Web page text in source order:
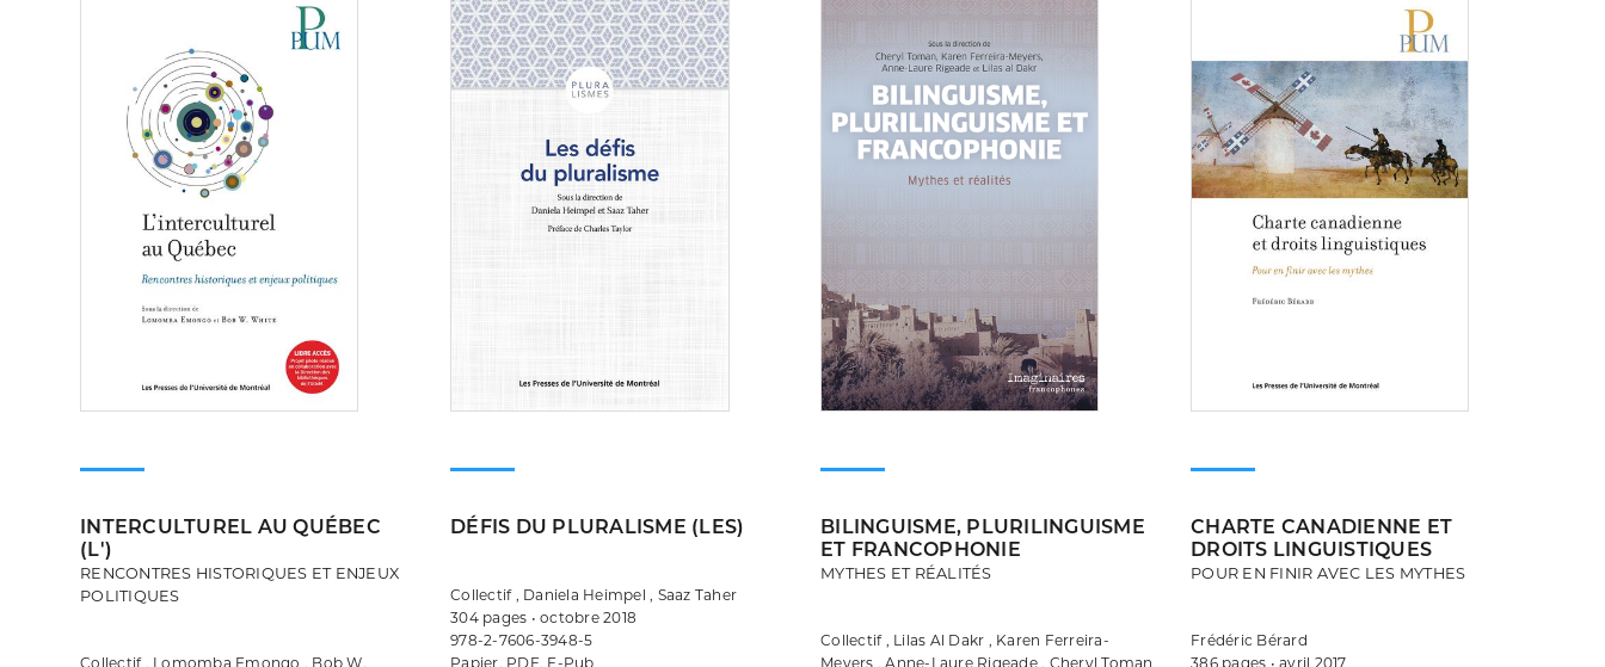
Consulter
INTERCULTUREL AU QUÉBEC
(L')
RENCONTRES HISTORIQUES ET ENJEUX
POLITIQUES
Collectif , Lomomba Emongo , Bob W.
DÉFIS DU PLURALISME (LES)
Collectif , Daniela Heimpel , Saaz Taher
304 pages • octobre 2018
978-2-7606-3948-5
Papier, PDF, E-Pub
BILINGUISME, PLURILINGUISME
ET FRANCOPHONIE
MYTHES ET RÉALITÉS
Collectif , Lilas Al Dakr , Karen Ferreira-
Meyers , Anne-Laure Rigeade , Cheryl Toman
CHARTE CANADIENNE ET
DROITS LINGUISTIQUES
POUR EN FINIR AVEC LES MYTHES
Frédéric Bérard
386 pages • avril 2017